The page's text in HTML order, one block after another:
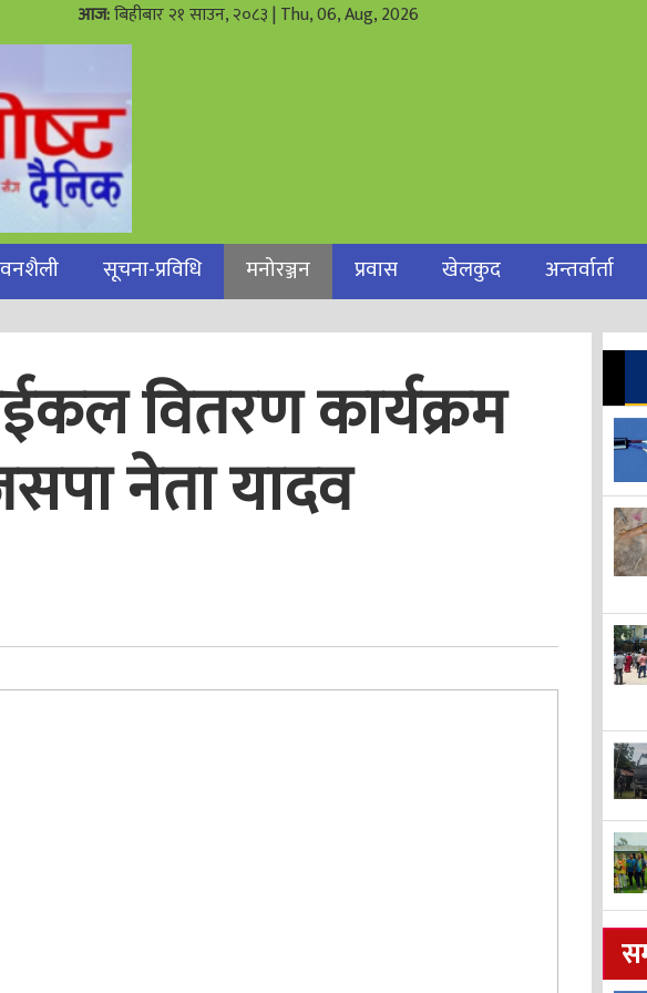
आज:बिहीबार २१ साउन, २०८३| Thu, 06, Aug, 2026
सूचना-प्रविधि मनोरञ्जन प्रवास खेलकुद अन्तर्वार्ता
वितरण कार्यक्रम
नेता यादव